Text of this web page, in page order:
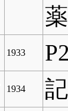
1933
1934